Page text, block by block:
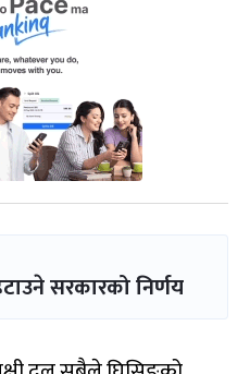
सरकारको निर्णय